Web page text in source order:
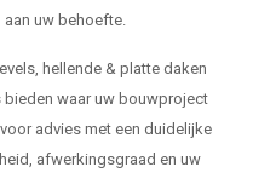
uw behoefte.
hellende & platte daken
bieden waar uw bouwproject
advies met een duidelijke
afwerkingsgraad en uw